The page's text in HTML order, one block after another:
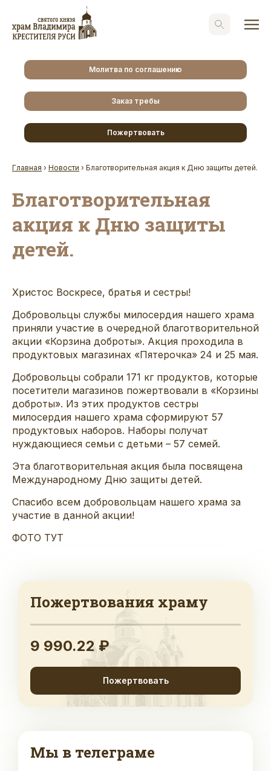
Молитва по соглашению
Заказ требы
Пожертвовать
Главная › Новости › Благотворительная акция к Дню защиты детей.
Благотворительная
акция к Дню защиты
детей.
Христос Воскресе, братья и сестры!
Добровольцы службы милосердия нашего храма
приняли участие в очередной благотворительной
акции «Корзина доброты». Акция проходила в
продуктовых магазинах «Пятерочка» 24 и 25 мая.
Добровольцы собрали 171 кг продуктов, которые
посетители магазинов пожертвовали в «Корзины
доброты». Из этих продуктов сестры
милосердия нашего храма сформируют 57
продуктовых наборов. Наборы получат
нуждающиеся семьи с детьми – 57 семей.
Эта благотворительная акция была посвящена
Международному Дню защиты детей.
Спасибо всем добровольцам нашего храма за
участие в данной акции!
ФОТО ТУТ
Пожертвования храму
9 990.22 ₽
Пожертвовать
Мы в телеграме